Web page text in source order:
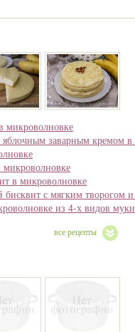
заварным кремом в
в микроволновке
с мягким творогом и
из 4-х видов
все рецепты